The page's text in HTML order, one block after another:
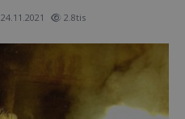
24.11.2021 2.8tis